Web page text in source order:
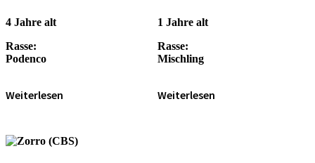
4 Jahre alt
Rasse:
Podenco
Weiterlesen
1 Jahre alt
Rasse:
Mischling
Weiterlesen